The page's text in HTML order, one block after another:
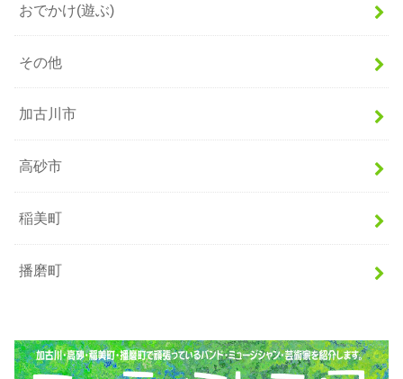
おでかけ(遊ぶ)
その他
加古川市
高砂市
稲美町
播磨町